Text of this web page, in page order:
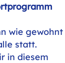
wie gewohnt
statt.
in diesem